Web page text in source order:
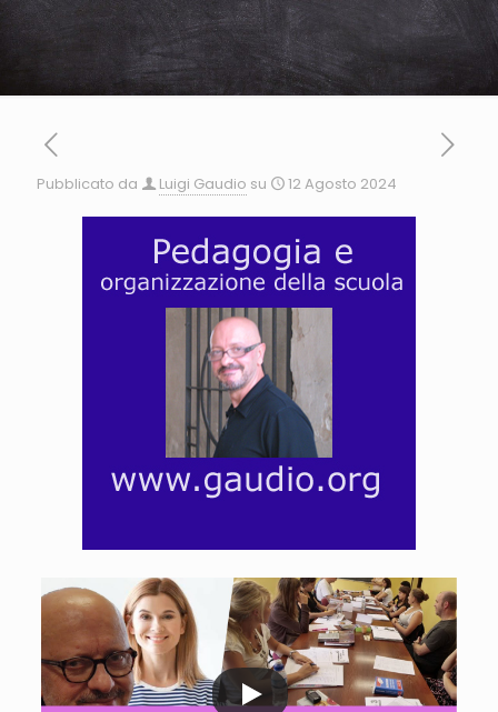
Pubblicato da Luigi Gaudio su 12 Agosto 2024